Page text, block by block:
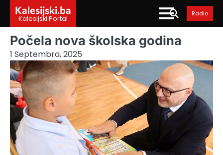
content
Kalesijski.ba
Kalesijski Portal
Radio
Počela nova školska godina
1 Septembra, 2025